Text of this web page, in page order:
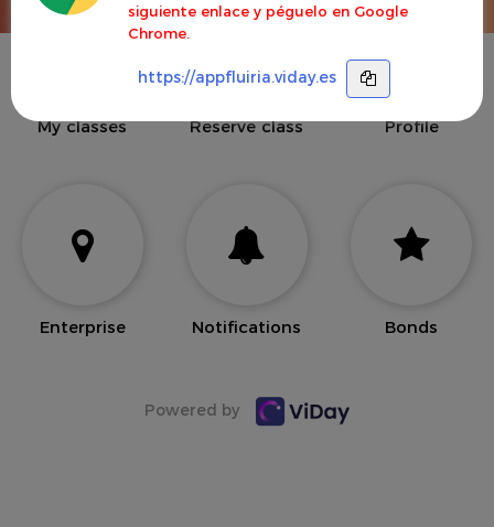
siguiente enlace y péguelo en Google
Chrome.
https://appfluiria.viday.es
My classes Reserve class Profile
Enterprise Notifications Bonds
Powered by